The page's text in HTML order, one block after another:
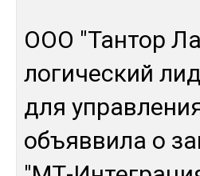
ООО "Тан­тор
логи­чес­кий
для
объ­яв­ви­ла о